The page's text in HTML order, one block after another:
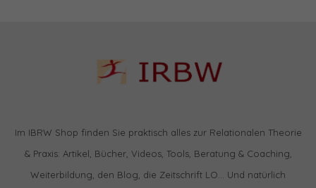
Im IBRW Shop finden Sie praktisch alles zur Relationalen Theorie
& Praxis: Artikel, Bücher, Videos, Tools, Beratung & Coaching,
Weiterbildung, den Blog, die Zeitschrift LO… Und natürlich